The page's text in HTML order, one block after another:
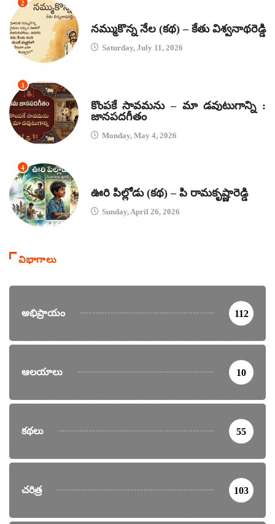
2
నమ్ముకొన్న నేల (కథ) – కేతు విశ్వనాథరెడ్డి
Saturday, July 11, 2026
3
కొంపకే సావమను – మా డవుటుగాన్ని :
జానపదగీతం
Monday, May 4, 2026
4
ఊరి పిల్లోడు (కథ) – పి రామకృష్ణారెడ్డి
Sunday, April 26, 2026
విభాగాలు
అభిప్రాయం 112
ఆలయాలు 10
కథలు 55
చరిత్ర 103